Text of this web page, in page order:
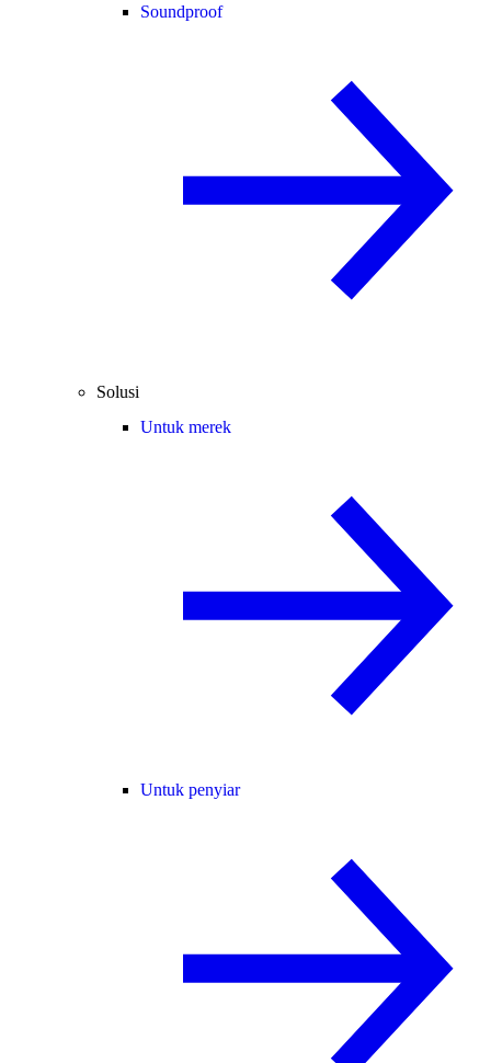
Soundproof
Solusi
Untuk merek
Untuk penyiar